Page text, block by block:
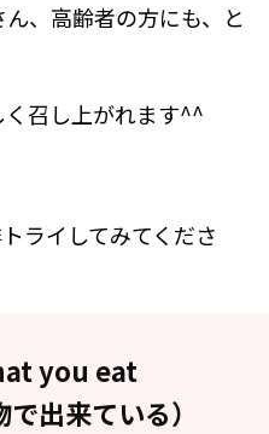
、高齢者の方にも、と
召し上がれます^^
ライしてみてくださ
you eat
で出来ている）